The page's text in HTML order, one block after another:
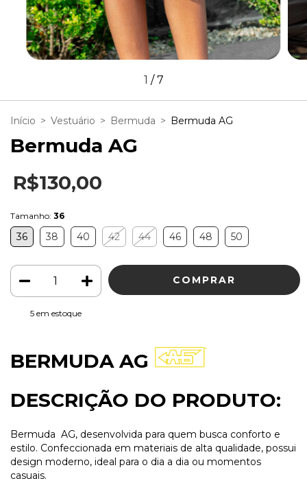
1 /7
Início > Vestuário > Bermuda > Bermuda AG
Bermuda AG
R$130,00
Tamanho: 36
36 38 40 42 44 46 48 50
5em estoque
BERMUDA AG
DESCRIÇÃO DO PRODUTO:
Bermuda AG, desenvolvida para quem busca conforto e
estilo. Confeccionada em materiais de alta qualidade, possui
design moderno, ideal para o dia a dia ou momentos
casuais.